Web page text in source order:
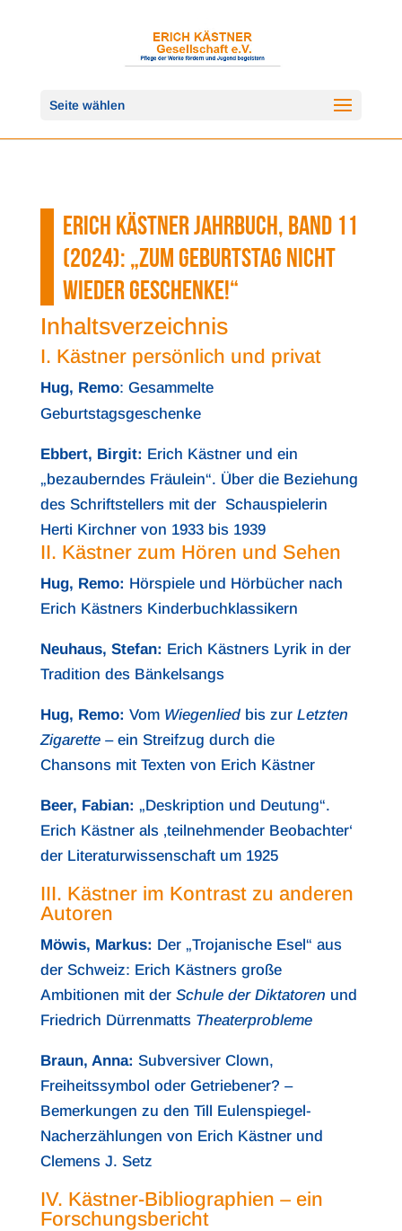
Seite wählen
ERICH KÄSTNER JAHRBUCH, BAND 11
(2024): „ZUM GEBURTSTAG NICHT
WIEDER GESCHENKE!“
Inhaltsverzeichnis
I. Kästner persönlich und privat
Hug, Remo: Gesammelte
Geburtstagsgeschenke
Ebbert, Birgit: Erich Kästner und ein
„bezauberndes Fräulein“. Über die Beziehung
des Schriftstellers mit der Schauspielerin
Herti Kirchner von 1933 bis 1939
II. Kästner zum Hören und Sehen
Hug, Remo: Hörspiele und Hörbücher nach
Erich Kästners Kinderbuchklassikern
Neuhaus, Stefan: Erich Kästners Lyrik in der
Tradition des Bänkelsangs
Hug, Remo: Vom Wiegenliedbis zur Letzten
Zigarette– ein Streifzug durch die
Chansons mit Texten von Erich Kästner
Beer, Fabian: „Deskription und Deutung“.
Erich Kästner als ‚teilnehmender Beobachter‘
der Literaturwissenschaft um 1925
III. Kästner im Kontrast zu anderen
Autoren
Möwis, Markus: Der „Trojanische Esel“ aus
der Schweiz: Erich Kästners große
Ambitionen mit derSchule der Diktatoren und
Friedrich Dürrenmatts Theaterprobleme
Braun, Anna: Subversiver Clown,
Freiheitssymbol oder Getriebener? –
Bemerkungen zu den Till Eulenspiegel-
Nacherzählungen von Erich Kästner und
Clemens J. Setz
IV. Kästner-Bibliographien – ein
Forschungsbericht